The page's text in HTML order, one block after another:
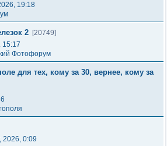
19:18
2 [20749]
15:17
Фотофорум
для тех, кому за 30, вернее, кому за
2026, 0:09